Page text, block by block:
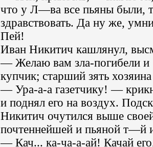
что у Л—ва все пьяны были,
здравствовать. Да ну же,
Пей!
Иван Никитич кашлянул,
— Желаю вам зла-погибели и
купчик; старший зять хозяина
— Ура-а-а газетчику! —
и поднял его на воздух.
Никитич очутился выше
почтеннейшей и пьяной т—й
— Кач... ка-ча-а-ай! Качай